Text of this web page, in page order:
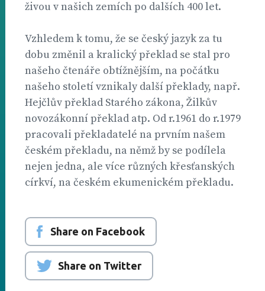
živou v našich zemích po dalších 400 let.
Vzhledem k tomu, že se český jazyk za tu
dobu změnil a kralický překlad se stal pro
našeho čtenáře obtížnějším, na počátku
našeho století vznikaly další překlady, např.
Hejčlův překlad Starého zákona, Žilkův
novozákonní překlad atp. Od r.1961 do r.1979
pracovali překladatelé na prvním našem
českém překladu, na němž by se podílela
nejen jedna, ale více různých křesťanských
církví, na českém ekumenickém překladu.
Share on Facebook
Share on Twitter